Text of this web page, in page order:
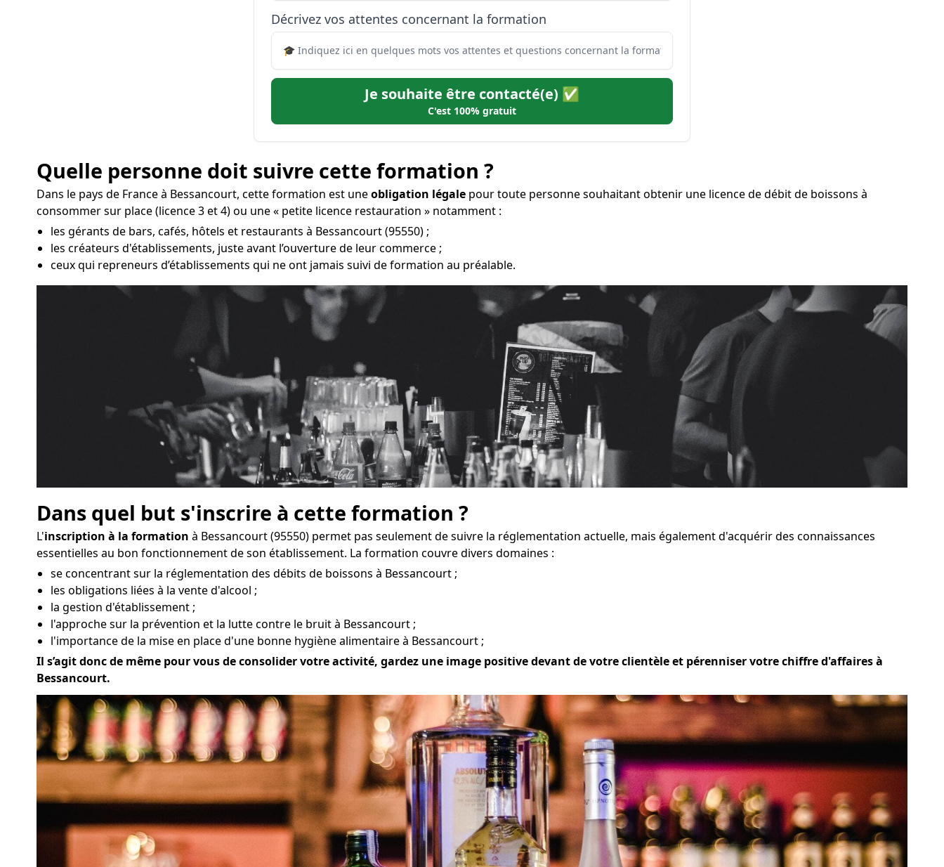
Décrivez vos attentes concernant la formation
Je souhaite être contacté(e) ✅
C'est 100% gratuit
Quelle personne doit suivre cette formation ?
Dans le pays de France à Bessancourt, cette formation est uneobligation légale pour toute personne souhaitant obtenir une licence de débit de boissons à
consommer sur place (licence 3 et 4) ou une « petite licence restauration » notamment :
les gérants de bars, cafés, hôtels et restaurants à Bessancourt (95550) ;
les créateurs d'établissements, juste avant l’ouverture de leur commerce ;
ceux qui repreneurs d’établissements qui ne ont jamais suivi de formation au préalable.
Dans quel but s'inscrire à cette formation ?
L'inscription à la formation à Bessancourt (95550) permet pas seulement de suivre la réglementation actuelle, mais également d'acquérir des connaissances
essentielles au bon fonctionnement de son établissement. La formation couvre divers domaines :
se concentrant sur la réglementation des débits de boissons à Bessancourt ;
les obligations liées à la vente d'alcool ;
la gestion d'établissement ;
l'approche sur la prévention et la lutte contre le bruit à Bessancourt ;
l'importance de la mise en place d'une bonne hygiène alimentaire à Bessancourt ;
Il s’agit donc de même pour vous de consolider votre activité, gardez une image positive devant de votre clientèle et pérenniser votre chiffre d'affaires à
Bessancourt.